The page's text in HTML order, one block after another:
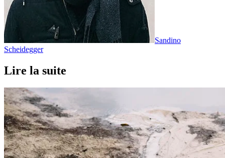
Sandino
Scheidegger
Lire la suite